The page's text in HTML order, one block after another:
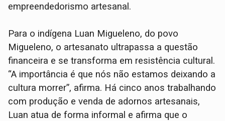
empreendedorismo artesanal.
Para o indígena Luan Migueleno, do povo
Migueleno, o artesanato ultrapassa a questão
financeira e se transforma em resistência cultural.
“A importância é que nós não estamos deixando a
cultura morrer”, afirma. Há cinco anos trabalhando
com produção e venda de adornos artesanais,
Luan atua de forma informal e afirma que o